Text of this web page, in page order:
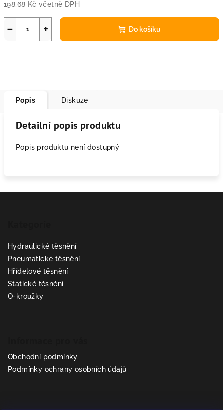
198,68 Kč včetně DPH
+
− Do košíku
Popis Diskuze
Detailní popis produktu
Popis produktu není dostupný
Hydraulické těsnění
Pneumatické těsnění
Hřídelové těsnění
Statické těsnění
O-kroužky
Obchodní podmínky
Podmínky ochrany osobních údajů